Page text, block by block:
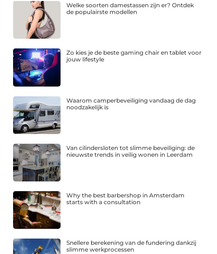
Welke soorten damestassen zijn er? Ontdek
de populairste modellen
Zo kies je de beste gaming chair en tablet voor
jouw lifestyle
Waarom camperbeveiliging vandaag de dag
noodzakelijk is
Van cilindersloten tot slimme beveiliging: de
nieuwste trends in veilig wonen in Leerdam
Why the best barbershop in Amsterdam
starts with a consultation
Snellere berekening van de fundering dankzij
slimme werkprocessen